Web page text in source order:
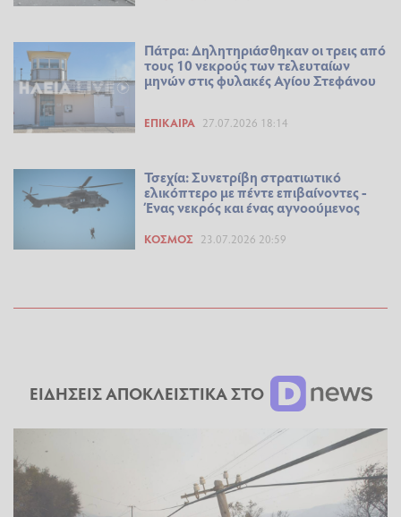
Πάτρα: Δηλητηριάσθηκαν οι τρεις από
τους 10 νεκρούς των τελευταίων
μηνών στις φυλακές Αγίου Στεφάνου
ΕΠΊΚΑΙΡΑ 27.07.2026 18:14
Τσεχία: Συνετρίβη στρατιωτικό
ελικόπτερο με πέντε επιβαίνοντες -
Ένας νεκρός και ένας αγνοούμενος
ΚΌΣΜΟΣ 23.07.2026 20:59
ΕΙΔΗΣΕΙΣ ΑΠΟΚΛΕΙΣΤΙΚΑ ΣΤΟ